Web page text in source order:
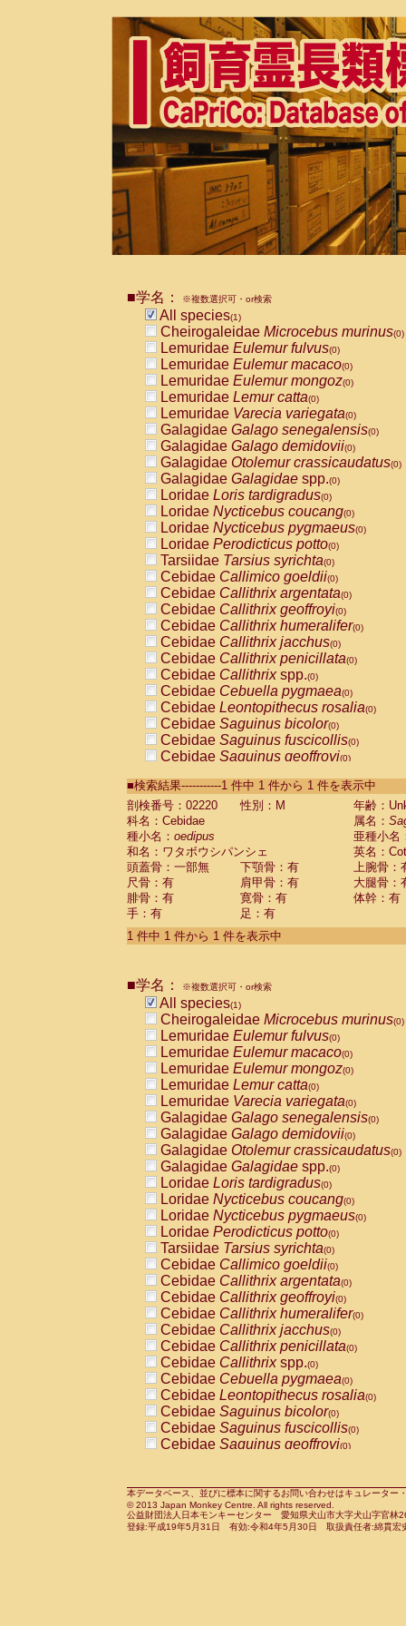
■学名： ※複数選択可・or検索
All species(1)
Cheirogaleidae Microcebus murinus(0)
Lemuridae Eulemur fulvus(0)
Lemuridae Eulemur macaco(0)
Lemuridae Eulemur mongoz(0)
Lemuridae Lemur catta(0)
Lemuridae Varecia variegata(0)
Galagidae Galago senegalensis(0)
Galagidae Galago demidovii(0)
Galagidae Otolemur crassicaudatus(0)
Galagidae Galagidae spp.(0)
Loridae Loris tardigradus(0)
Loridae Nycticebus coucang(0)
Loridae Nycticebus pygmaeus(0)
Loridae Perodicticus potto(0)
Tarsiidae Tarsius syrichta(0)
Cebidae Callimico goeldii(0)
Cebidae Callithrix argentata(0)
Cebidae Callithrix geoffroyi(0)
Cebidae Callithrix humeralifer(0)
Cebidae Callithrix jacchus(0)
Cebidae Callithrix penicillata(0)
Cebidae Callithrixspp.(0)
Cebidae Cebuella pygmaea(0)
Cebidae Leontopithecus rosalia(0)
Cebidae Saguinus bicolor(0)
Cebidae Saguinus fuscicollis(0)
Cebidae Saguinus geoffroyi(0)
CebidaeSaguinus labiatus(0)
Cebidae Saguinus leucopus (0)
Cebidae
Cebidae
CebidaeSaguinus nigricollis (0)
Cebidae Saguinus oedipus
Cebidae Saguinus weddelli
Cebidae Saguinusspp.
Cebidae Aotus trivirgatus
Cebidae Cebus albifrons
CebidaeCebus nigrivittatus
CebidaeCebus
CebidaeSaimiri boliviensis(0)
CebidaeSaimiri sciureus(0)
AtelidaeAlouatta caraya(0)
AtelidaeAlouatta fusca(0)
AtelidaeAlouatta seniculus
AtelidaeAlouattaspp.(0)
AtelidaeAteles belzebuth(0)
AtelidaeAteles geoffroyi(0)
AtelidaeAteles paniscus(0)
AtelidaeAtelesspp.(0)
Atelidae Lagothrix lagothricha
AtelidaeLagothrix lagothricha cana
PitheciidaeCacajao calvus
PitheciidaeCallicebus cupreus
PitheciidaeCallicebus donacophilus
PitheciidaeCallicebus moloch
PitheciidaeCallicebus torquatus
PitheciidaeCallicebusspp.(0)
PitheciidaeChiropotes satanas(0)
PitheciidaePithecia monachus
PitheciidaePithecia pithecia(0)
CercopithecidaeCercocebus agilis
CercopithecidaeCercocebus
CercopithecidaeCercocebus
CercopithecidaeCercocebus
CercopithecidaeCercocebus
CercopithecidaeCercocebushybrid
CercopithecidaePapio anubis(0)
CercopithecidaePapio cynocephalus
CercopithecidaePapio hamadryas(0)
■検索結果-----------1 件中 1 件から 1 件を表示中
剖検番号：02220
性別：M
年齢：
科名：Cebidae
属名：
種小名： oedipus
亜種小名
和名：ワタボウシパンシェ
英名：
頭蓋骨：一部無
下顎骨：有
上腕骨：
尺骨：有
肩甲骨：有
大腿骨：
腓骨：有
寛骨：有
体幹：有
手：有
足：有
1 件中 1 件から 1 件を表示中
■学名： ※複数選択可・or検索
All species(1)
Cheirogaleidae Microcebus murinus(0)
Lemuridae Eulemur fulvus(0)
Lemuridae Eulemur macaco(0)
Lemuridae Eulemur mongoz(0)
Lemuridae Lemur catta(0)
Lemuridae Varecia variegata(0)
Galagidae Galago senegalensis(0)
Galagidae Galago demidovii(0)
Galagidae Otolemur crassicaudatus(0)
Galagidae Galagidae spp.(0)
Loridae Loris tardigradus(0)
Loridae Nycticebus coucang(0)
Loridae Nycticebus pygmaeus(0)
Loridae Perodicticus potto(0)
Tarsiidae Tarsius syrichta(0)
Cebidae Callimico goeldii(0)
Cebidae Callithrix argentata(0)
Cebidae Callithrix geoffroyi(0)
Cebidae Callithrix humeralifer(0)
Cebidae Callithrix jacchus(0)
Cebidae Callithrix penicillata(0)
Cebidae Callithrixspp.(0)
Cebidae Cebuella pygmaea(0)
Cebidae Leontopithecus rosalia(0)
Cebidae Saguinus bicolor(0)
Cebidae Saguinus fuscicollis(0)
Cebidae Saguinus geoffroyi(0)
CebidaeSaguinus leucopus(0)
CebidaeSaguinus midas(0)
Cebidae Saguinus mystax(0)
本データベース、並びに標本に関するお問い合わせはキュレータ
© 2013 Japan Monkey Centre. All rights reserved.
公益財団法人日本モンキーセンター 愛知県犬山市大字犬山字官
登録:平成19年5月31日 有効:令和4年5月30日 取扱責任者:綿貫宏